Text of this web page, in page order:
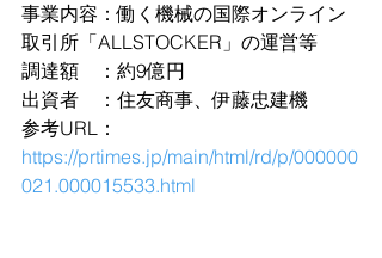
事業内容：働く機械の国際オンライン
取引所「ALLSTOCKER」の運営等
調達額　：約9億円
出資者　：住友商事、伊藤忠建機
参考URL：
https://prtimes.jp/main/html/rd/p/000000
021.000015533.html